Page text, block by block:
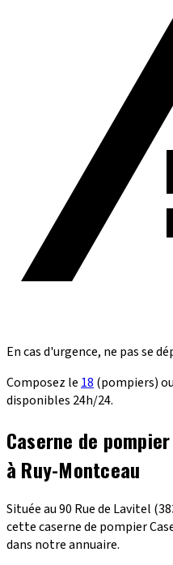
En cas d'urgence, ne pas se
Composez le 18 (pompiers)
disponibles 24h/24.
Caserne de
à Ruy-Montceau
Située au 90 Rue de Lavitel
cette caserne de pompier
dans notre annuaire.